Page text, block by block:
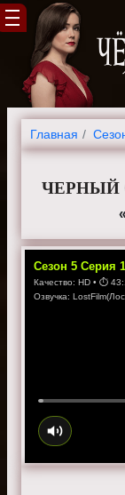
Главная
ЧЕРНЫЙ
Сезон 5 Серия
Качество: HD • ⏱
Озвучка: